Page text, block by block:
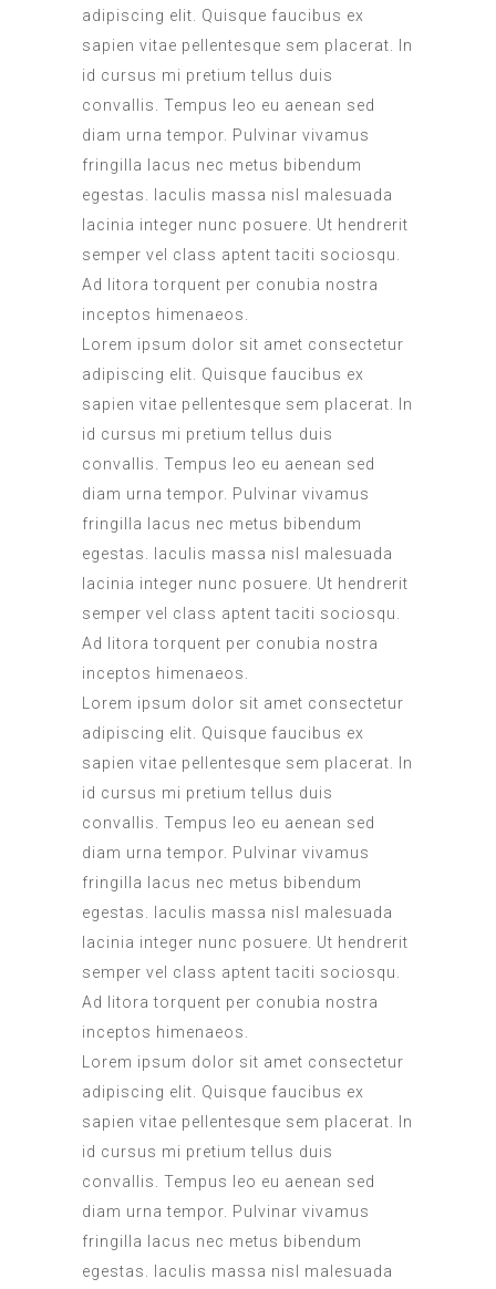
adipiscing elit. Quisque faucibus ex
sapien vitae pellentesque sem placerat. In
id cursus mi pretium tellus duis
convallis. Tempus leo eu aenean sed
diam urna tempor. Pulvinar vivamus
fringilla lacus nec metus bibendum
egestas. Iaculis massa nisl malesuada
lacinia integer nunc posuere. Ut hendrerit
semper vel class aptent taciti sociosqu.
Ad litora torquent per conubia nostra
inceptos himenaeos.
Lorem ipsum dolor sit amet consectetur
adipiscing elit. Quisque faucibus ex
sapien vitae pellentesque sem placerat. In
id cursus mi pretium tellus duis
convallis. Tempus leo eu aenean sed
diam urna tempor. Pulvinar vivamus
fringilla lacus nec metus bibendum
egestas. Iaculis massa nisl malesuada
lacinia integer nunc posuere. Ut hendrerit
semper vel class aptent taciti sociosqu.
Ad litora torquent per conubia nostra
inceptos himenaeos.
Lorem ipsum dolor sit amet consectetur
adipiscing elit. Quisque faucibus ex
sapien vitae pellentesque sem placerat. In
id cursus mi pretium tellus duis
convallis. Tempus leo eu aenean sed
diam urna tempor. Pulvinar vivamus
fringilla lacus nec metus bibendum
egestas. Iaculis massa nisl malesuada
lacinia integer nunc posuere. Ut hendrerit
semper vel class aptent taciti sociosqu.
Ad litora torquent per conubia nostra
inceptos himenaeos.
Lorem ipsum dolor sit amet consectetur
adipiscing elit. Quisque faucibus ex
sapien vitae pellentesque sem placerat. In
id cursus mi pretium tellus duis
convallis. Tempus leo eu aenean sed
diam urna tempor. Pulvinar vivamus
fringilla lacus nec metus bibendum
egestas. Iaculis massa nisl malesuada